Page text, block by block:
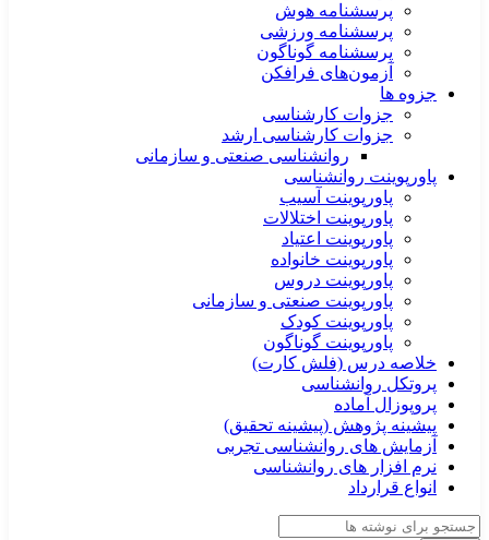
پرسشنامه هوش
پرسشنامه ورزشی
پرسشنامه گوناگون
آزمون‌های فرافکن
جزوه ها
جزوات کارشناسی
جزوات کارشناسی ارشد
روانشناسی صنعتی و سازمانی
پاورپوینت روانشناسی
پاورپوینت آسیب
پاورپوینت اختلالات
پاورپوینت اعتیاد
پاورپوینت خانواده
پاورپوینت دروس
پاورپوینت صنعتی و سازمانی
پاورپوینت کودک
پاورپوینت گوناگون
خلاصه درس (فلش کارت)
پروتکل روانشناسی
پروپوزال آماده
پیشینه پژوهش (پیشینه تحقیق)
آزمایش های روانشناسی تجربی
نرم افزار های روانشناسی
انواع قرارداد